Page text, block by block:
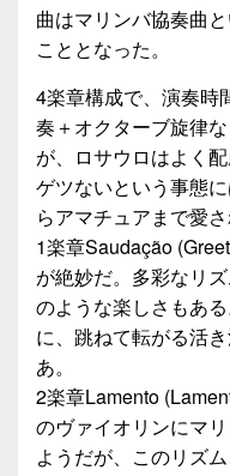
曲はマリンバ協奏曲
こととなった。
4楽章構成で、演奏時
奏＋オクターブ旋律
が、ロサウロはよく
ゲツないという事態
らアマチュアまで愛さ
1楽章Saudação
が絶妙だ。多彩なリ
のような楽しさもあ
に、跳ねて転がる活
あ。
2楽章Lamento
のヴァイオリンにマ
ようだが、このリズ